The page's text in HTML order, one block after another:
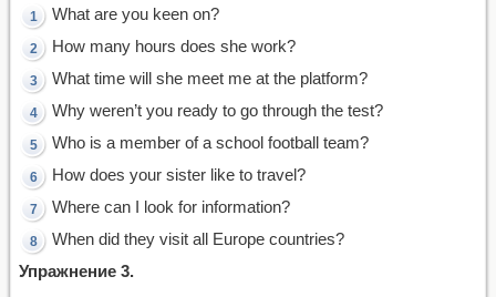
What are you keen on?
How many hours does she work?
What time will she meet me at the platform?
Why weren’t you ready to go through the test?
Who is a member of a school football team?
How does your sister like to travel?
Where can I look for information?
When did they visit all Europe countries?
Упражнение 3.